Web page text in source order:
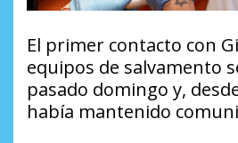
El primer contacto con
equipos de salvamento
pasado domingo y,
había mantenido